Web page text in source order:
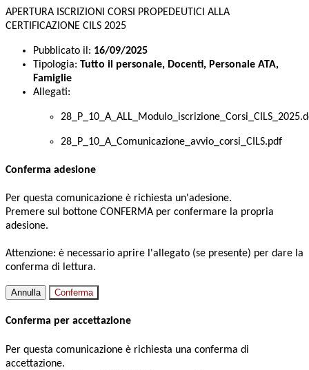
APERTURA ISCRIZIONI CORSI PROPEDEUTICI ALLA
CERTIFICAZIONE CILS 2025
Pubblicato il: 16/09/2025
Tipologia: Tutto il personale, Docenti, Personale ATA,
Famiglie
Allegati:
28_P_10_A_Comunicazione_avvio_corsi_CILS.pdf
Conferma adesione
Per questa comunicazione è richiesta un'adesione.
Premere sul bottone CONFERMA per confermare la propria
adesione.
Attenzione: è necessario aprire l'allegato (se presente) per dare la
conferma di lettura.
Annulla Conferma
Conferma per accettazione
Per questa comunicazione è richiesta una conferma di
accettazione.